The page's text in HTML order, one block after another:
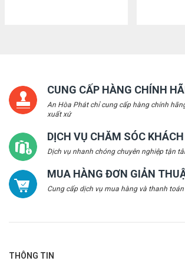
CUNG CẤP HÀNG CHÍNH
An Hòa Phát chỉ cung cấp hàng chính
xuất xứ
DỊCH VỤ CHĂM SÓC
Dịch vụ nhanh chóng chuyên nghiệp tận
MUA HÀNG ĐƠN GIẢN
Cung cấp dịch vụ mua hàng và thanh
THÔNG TIN